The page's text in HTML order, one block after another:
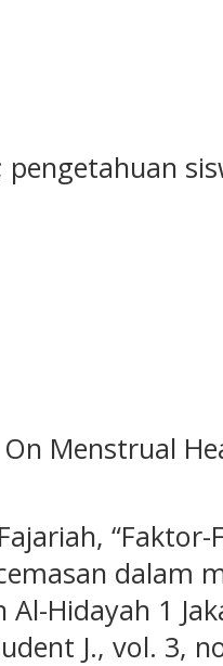
pengetahuan
On Menstrual
dalam
Al-Hidayah 1
J., vol. 3,